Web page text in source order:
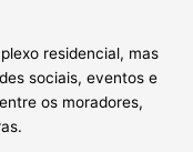
residencial, mas
sociais, eventos e
os moradores,